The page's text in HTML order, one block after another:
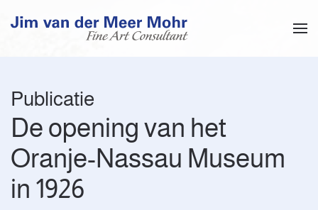
Overslaan en naar de inhoud gaan
Publicatie
De opening van het
Oranje-Nassau Museum
in 1926